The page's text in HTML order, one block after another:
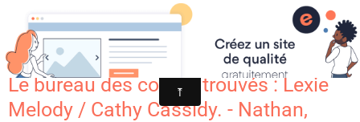
Croqu'livre
Le bureau des coeurs trouvés : Lexie
Melody / Cathy Cassidy. - Nathan,